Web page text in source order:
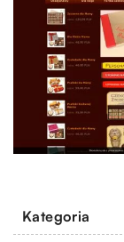
Kategoria